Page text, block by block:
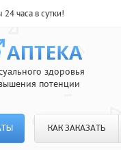
часа в сутки!
здоровья
потенции
КАК ЗАКАЗАТЬ